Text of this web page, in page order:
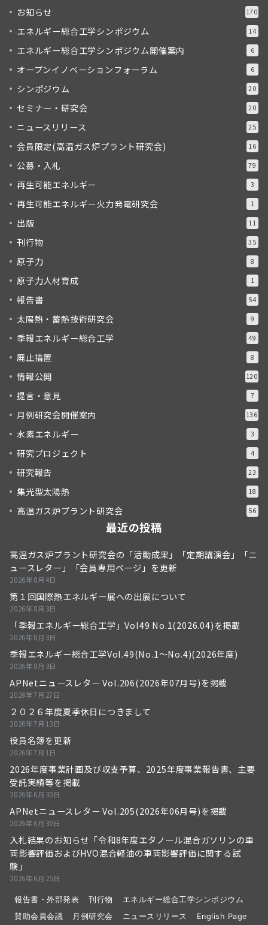
お知らせ 170
エネルギー総合工学シンポジウム 14
エネルギー総合工学シンポジウム開催案内 6
オープンイノベーションフォーラム 6
シンポジウム 20
セミナー・研究会 20
ニュースリリース 25
会員限定(高温ガス炉プラント研究会) 16
公募・入札 79
再生可能エネルギー 3
再生可能エネルギー火力発電研究会 1
出版 11
刊行物 35
原子力 8
原子力人材育成 1
報告書 54
太陽熱・蓄熱技術研究会 9
季報エネルギー総合工学 49
廃止措置 8
情報公開 120
提言・意見 7
月例研究会開催案内 136
水素エネルギー 3
研究プロジェクト 4
研究報告 23
集光型太陽熱 18
高温ガス炉プラント研究会 56
最近の投稿
高温ガス炉プラント研究会の「活動成果」「定期講演会」「ニ
ュースレター」「会員専用ページ」を更新
2026年8月4日
第１回国際熱エネルギー展への出展について
2026年8月3日
「季報エネルギー総合工学」Vol49 No.1(2026.04)を掲載
2026年8月3日
季報エネルギー総合工学Vol.49(No.1～No.4)(2026年度)
2026年8月3日
APNetニュースレター Vol.206(2026年07月号)を掲載
2026年7月27日
２０２６年度夏季休日につきまして
2026年7月13日
役員名簿を更新
2026年7月1日
2026年度事業計画及び収支予算、2025年度事業報告書、主要
受託実績等を掲載
2026年6月30日
APNetニュースレター Vol.205(2026年06月号)を掲載
2026年6月30日
入札結果のお知らせ「令和8年度エタノール混合ガソリンの車
両影響評価およびHVO混合軽油の車両影響評価に関する試
験」
2026年6月25日
報告書・外部発表 刊行物
エネルギー総合工学シンポジウム
賛助会員会議
月例研究会 ニュースリリース English Page